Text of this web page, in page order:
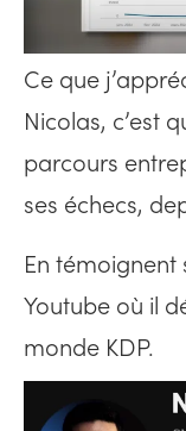
Ce que
Nicolas, c’est
parcours
ses échecs,
En témoignent
Youtube où il
monde KDP.